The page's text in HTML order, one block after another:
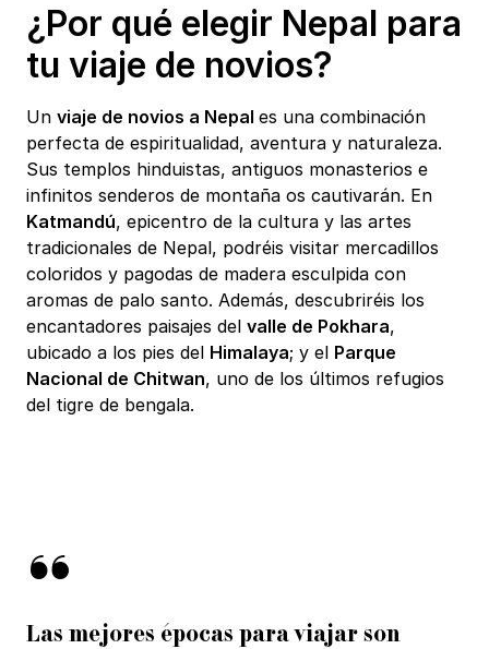
¿Por qué elegir Nepal para
tu viaje de novios?
Un viaje de novios a Nepal es una combinación
perfecta de espiritualidad, aventura y naturaleza.
Sus templos hinduistas, antiguos monasterios e
infinitos senderos de montaña os cautivarán. En
Katmandú, epicentro de la cultura y las artes
tradicionales de Nepal, podréis visitar mercadillos
coloridos y pagodas de madera esculpida con
aromas de palo santo. Además, descubriréis los
encantadores paisajes del valle de Pokhara,
ubicado a los pies del Himalaya; y el Parque
Nacional de Chitwan, uno de los últimos refugios
del tigre de bengala.
Las mejores épocas para viajar son